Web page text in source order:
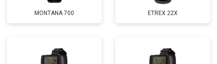
MONTANA 700 ETREX 22X